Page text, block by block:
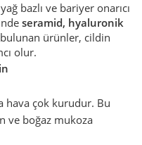
bazlı ve bariyer onarıcı
seramid, hyaluronik
bulunan ürünler, cildin
olur.
hava çok kurudur. Bu
ve boğaz mukoza